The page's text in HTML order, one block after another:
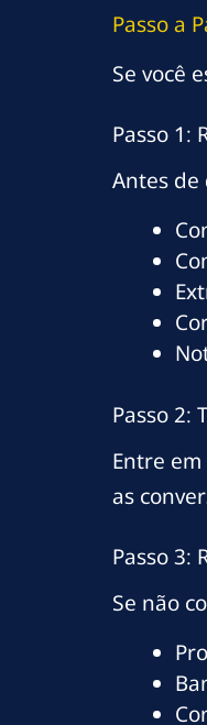
Passo a
Se você
Passo 1:
Antes de
Passo 2:
Entre
as
Passo 3:
Se não